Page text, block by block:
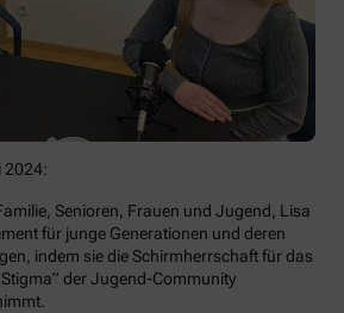
2024:
Senioren, Frauen und Jugend, Lisa
für junge Generationen und deren
indem sie die Schirmherrschaft für das
der Jugend-Community